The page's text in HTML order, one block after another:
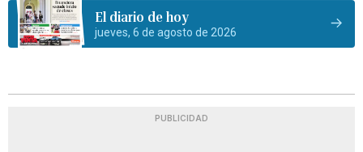
El diario de hoy
jueves, 6 de agosto de 2026
PUBLICIDAD